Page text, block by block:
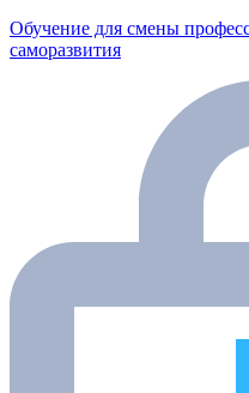
Обучение для смены
саморазвития